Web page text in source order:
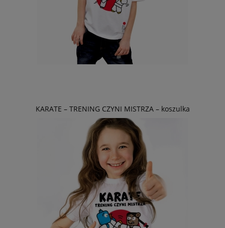
KARATE – TRENING CZYNI MISTRZA – koszulka